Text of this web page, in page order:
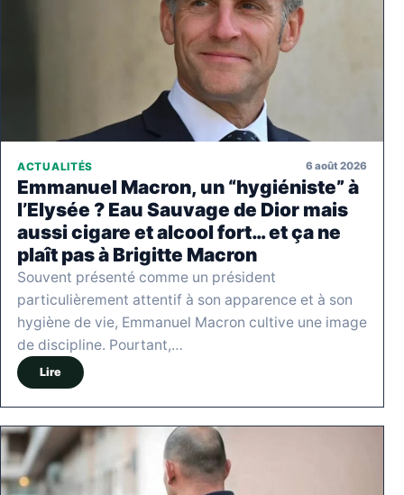
ACTUALITÉS 6 août 2026
Emmanuel Macron, un “hygiéniste” à
l’Elysée ? Eau Sauvage de Dior mais
aussi cigare et alcool fort… et ça ne
plaît pas à Brigitte Macron
Souvent présenté comme un président
particulièrement attentif à son apparence et à son
hygiène de vie, Emmanuel Macron cultive une image
de discipline. Pourtant,…
Lire